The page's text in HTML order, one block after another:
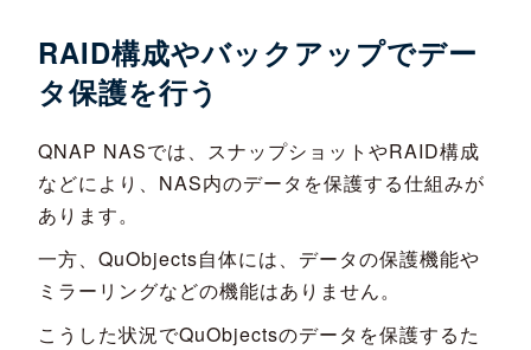
RAID構成やバックアップでデー
タ保護を行う
QNAP NASでは、スナップショットやRAID構成
などにより、NAS内のデータを保護する仕組みが
あります。
一方、QuObjects自体には、データの保護機能や
ミラーリングなどの機能はありません。
こうした状況でQuObjectsのデータを保護するた